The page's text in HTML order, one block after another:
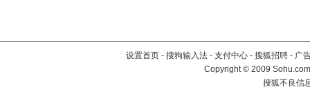
设置首页 - 搜狗输入法 - 支付中心 - 搜狐招聘 - 广
Copyright © 2009
搜狐不良信